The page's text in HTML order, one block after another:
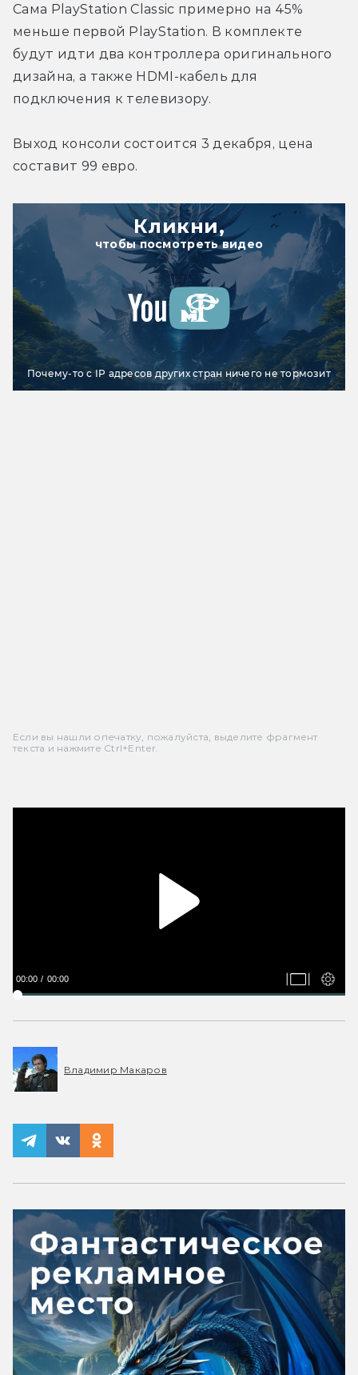
Сама PlayStation Classic примерно на 45%
меньше первой PlayStation. В комплекте
будут идти два контроллера оригинального
дизайна, а также HDMI-кабель для
подключения к телевизору.
Выход консоли состоится 3 декабря, цена
составит 99 евро.
Кликни,
чтобы посмотреть видео
Почему-то с IP адресов других стран ничего не тормозит
Если вы нашли опечатку, пожалуйста, выделите фрагмент
текста и нажмите Ctrl+Enter.
00:00 00:00
Владимир Макаров